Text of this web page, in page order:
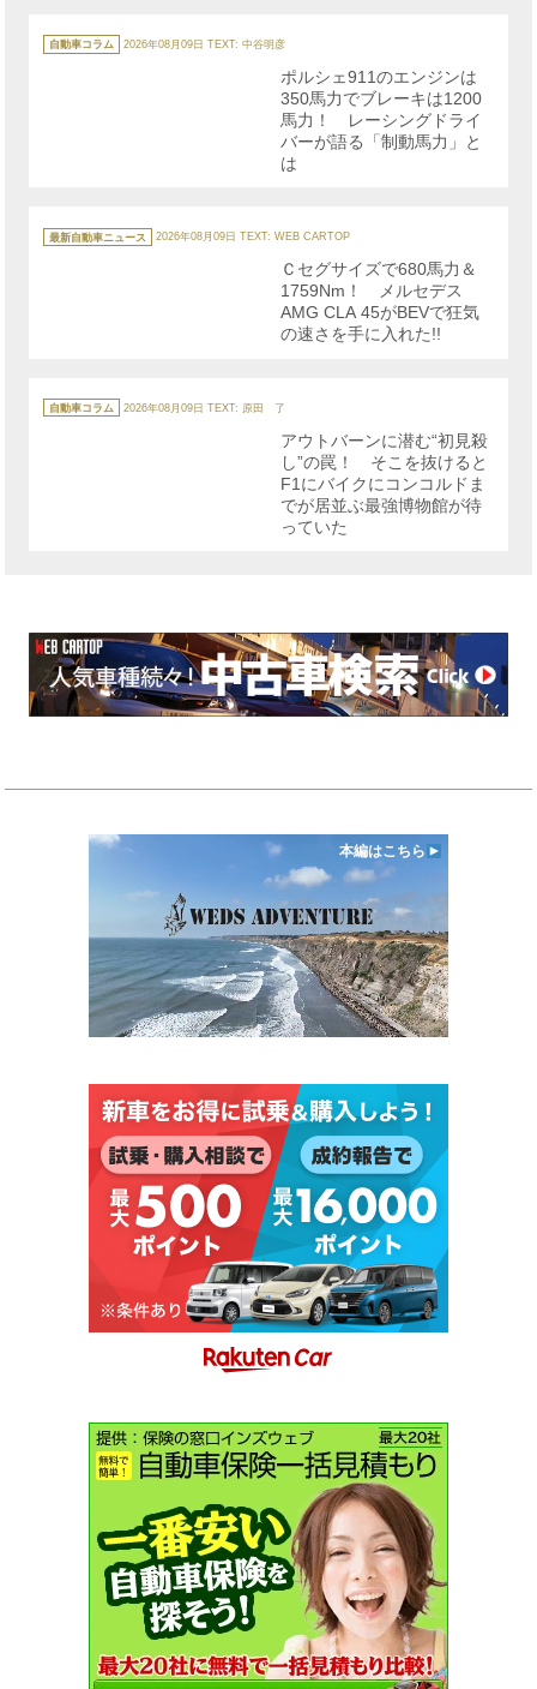
カ
テ
ゴ
自動車コラム 2026年08月09日 TEXT: 中谷明彦
ポルシェ911のエンジンは
350馬力でブレーキは1200
馬力！ レーシングドライ
バーが語る「制動馬力」と
は
テ
ゴ
最新自動車ニュース 2026年08月09日 TEXT: WEB CARTOP
Ｃセグサイズで680馬力＆
1759Nm！ メルセデス
AMG CLA 45がBEVで狂気
の速さを手に入れた!!
テ
ゴ
自動車コラム 2026年08月09日 TEXT: 原田 了
アウトバーンに潜む“初見殺
し”の罠！ そこを抜けると
F1にバイクにコンコルドま
でが居並ぶ最強博物館が待
っていた
本編はこちら